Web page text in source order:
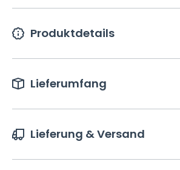
Produktdetails
Lieferumfang
Lieferung & Versand